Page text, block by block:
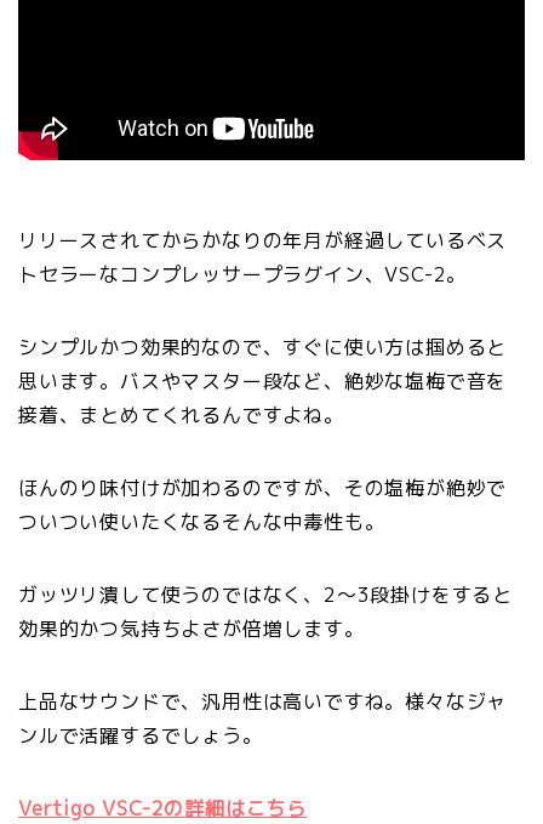
リリースされてからかなりの年月が経過しているベス
トセラーなコンプレッサープラグイン、VSC-2。
シンプルかつ効果的なので、すぐに使い方は掴めると
思います。バスやマスター段など、絶妙な塩梅で音を
接着、まとめてくれるんですよね。
ほんのり味付けが加わるのですが、その塩梅が絶妙で
ついつい使いたくなるそんな中毒性も。
ガッツリ潰して使うのではなく、2〜3段掛けをすると
効果的かつ気持ちよさが倍増します。
上品なサウンドで、汎用性は高いですね。様々なジャ
ンルで活躍するでしょう。
Vertigo VSC-2の詳細はこちら